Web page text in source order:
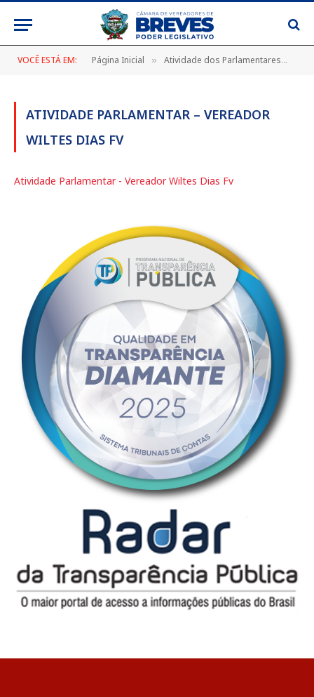
VOCÊ ESTÁ EM: Página Inicial » Atividade dos Parlamentares
ATIVIDADE PARLAMENTAR – VEREADOR
WILTES DIAS FV
Atividade Parlamentar - Vereador Wiltes Dias Fv